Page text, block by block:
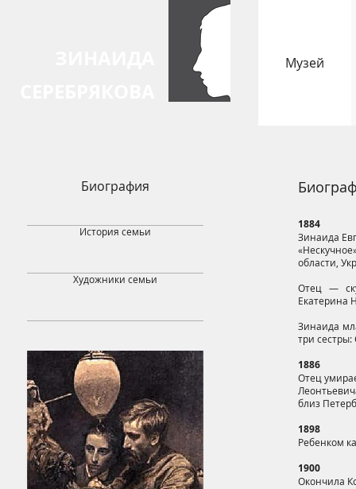
Музей
Биография
История семьи
Художники семьи
1884
Зинаида
области,
Отец —
Екатерина
Зинаида
три
1886
Отец
близ
1898
Ребенком
1900
Окончила